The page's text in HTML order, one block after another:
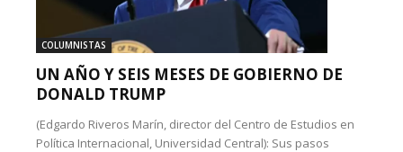
COLUMNISTAS
UN AÑO Y SEIS MESES DE GOBIERNO DE
DONALD TRUMP
(Edgardo Riveros Marín, director del Centro de Estudios en
Política Internacional, Universidad Central): Sus pasos